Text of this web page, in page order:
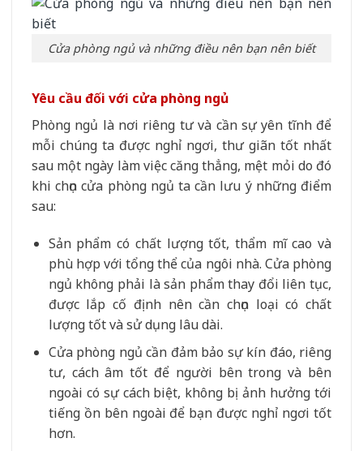
Cửa phòng ngủ và những điều nên bạn nên biết
Yêu cầu đối với cửa phòng ngủ
Phòng ngủ là nơi riêng tư và cần sự yên tĩnh để
mỗi chúng ta được nghỉ ngơi, thư giãn tốt nhất
sau một ngày làm việc căng thẳng, mệt mỏi do đó
khi chọn cửa phòng ngủ ta cần lưu ý những điểm
sau:
Sản phẩm có chất lượng tốt, thẩm mĩ cao và
phù hợp với tổng thể của ngôi nhà. Cửa phòng
ngủ không phải là sản phẩm thay đổi liên tục,
được lắp cố định nên cần chọn loại có chất
lượng tốt và sử dụng lâu dài.
Cửa phòng ngủ cần đảm bảo sự kín đáo, riêng
tư, cách âm tốt để người bên trong và bên
ngoài có sự cách biệt, không bị ảnh hưởng tới
tiếng ồn bên ngoài để bạn được nghỉ ngơi tốt
hơn.